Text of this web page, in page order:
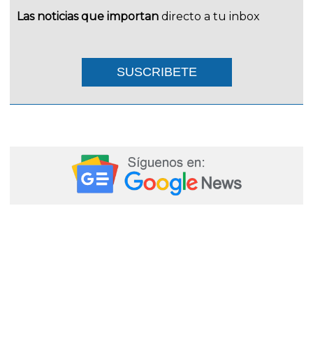
Las noticias que importan directo a tu inbox
SUSCRIBETE